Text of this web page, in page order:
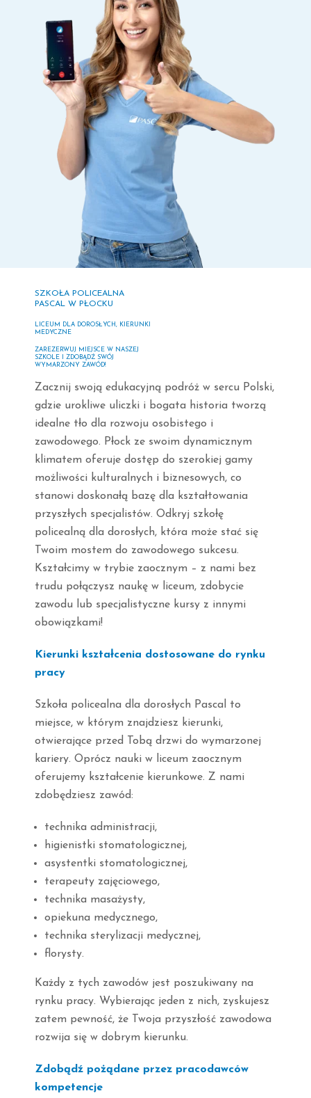
SZKOŁA POLICEALNA
PASCAL W PŁOCKU
LICEUM DLA DOROSŁYCH, KIERUNKI
MEDYCZNE
ZAREZERWUJ MIEJSCE W NASZEJ
SZKOLE I ZDOBĄDŹ SWÓJ
WYMARZONY ZAWÓD!
Zacznij swoją edukacyjną podróż w sercu Polski,
gdzie urokliwe uliczki i bogata historia tworzą
idealne tło dla rozwoju osobistego i
zawodowego. Płock ze swoim dynamicznym
klimatem oferuje dostęp do szerokiej gamy
możliwości kulturalnych i biznesowych, co
stanowi doskonałą bazę dla kształtowania
przyszłych specjalistów. Odkryj szkołę
policealną dla dorosłych, która może stać się
Twoim mostem do zawodowego sukcesu.
Kształcimy w trybie zaocznym – z nami bez
trudu połączysz naukę w liceum, zdobycie
zawodu lub specjalistyczne kursy z innymi
obowiązkami!
Kierunki kształcenia dostosowane do rynku
pracy
Szkoła policealna dla dorosłych Pascal to
miejsce, w którym znajdziesz kierunki,
otwierające przed Tobą drzwi do wymarzonej
kariery. Oprócz nauki w liceum zaocznym
oferujemy kształcenie kierunkowe. Z nami
zdobędziesz zawód:
technika administracji,
higienistki stomatologicznej,
asystentki stomatologicznej,
terapeuty zajęciowego,
technika masażysty,
opiekuna medycznego,
technika sterylizacji medycznej,
florysty.
Każdy z tych zawodów jest poszukiwany na
rynku pracy. Wybierając jeden z nich, zyskujesz
zatem pewność, że Twoja przyszłość zawodowa
rozwija się w dobrym kierunku.
Zdobądź pożądane przez pracodawców
kompetencje